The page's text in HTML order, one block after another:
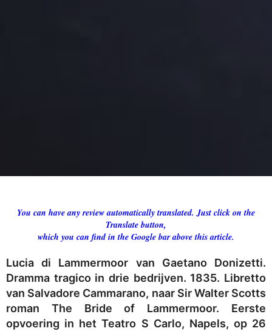
You can have any review automatically translated. Just click on the
Translate button,
which you can find in the Google bar above this article.
Lucia di Lammermoor van Gaetano Donizetti.
Dramma tragico in drie bedrijven. 1835. Libretto
van Salvadore Cammarano, naar Sir Walter Scotts
roman The Bride of Lammermoor. Eerste
opvoering in het Teatro S Carlo, Napels, op 26